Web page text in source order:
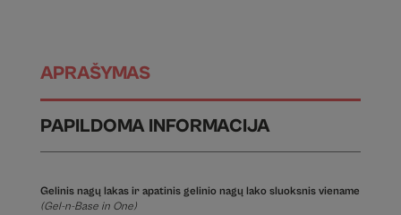
APRAŠYMAS
PAPILDOMA INFORMACIJA
Gelinis nagų lakas ir apatinis gelinio nagų lako sluoksnis viename
(Gel-n-Base in One)